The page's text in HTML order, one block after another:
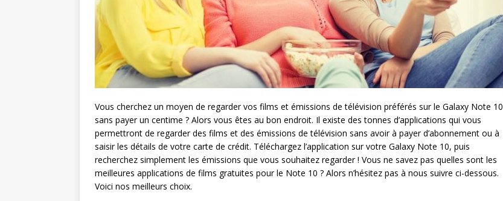
Vous cherchez un moyen de regarder vos films et émissions de télévision préférés sur le Galaxy Note 10
sans payer un centime ? Alors vous êtes au bon endroit. Il existe des tonnes d’applications qui vous
permettront de regarder des films et des émissions de télévision sans avoir à payer d’abonnement ou à
saisir les détails de votre carte de crédit. Téléchargez l’application sur votre Galaxy Note 10, puis
recherchez simplement les émissions que vous souhaitez regarder ! Vous ne savez pas quelles sont les
meilleures applications de films gratuites pour le Note 10 ? Alors n’hésitez pas à nous suivre ci-dessous.
Voici nos meilleurs choix.